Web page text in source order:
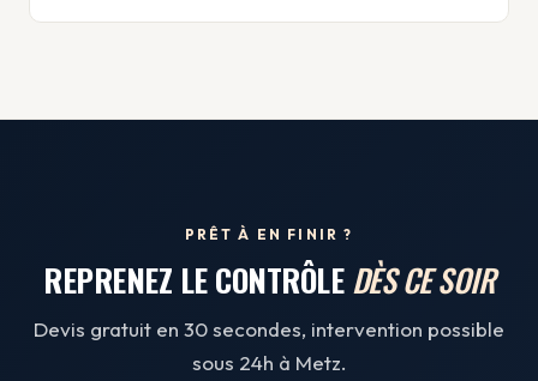
PRÊT À EN FINIR ?
REPRENEZ LE CONTRÔLEDÈS CE SOIR
Devis gratuit en 30 secondes, intervention possible
sous 24h à Metz.